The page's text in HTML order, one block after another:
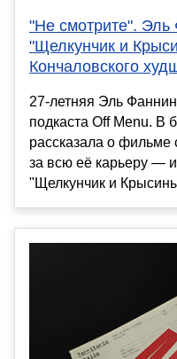
"Не смотрите".
"Щелкунчик и
Кончаловского
27-летняя Эль
подкаста Off Menu. В
рассказала о фильме
за всю её карьеру —
"Щелкунчик и